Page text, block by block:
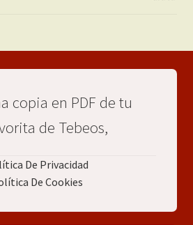
copia en PDF de tu
de Tebeos,
De Privacidad
De Cookies